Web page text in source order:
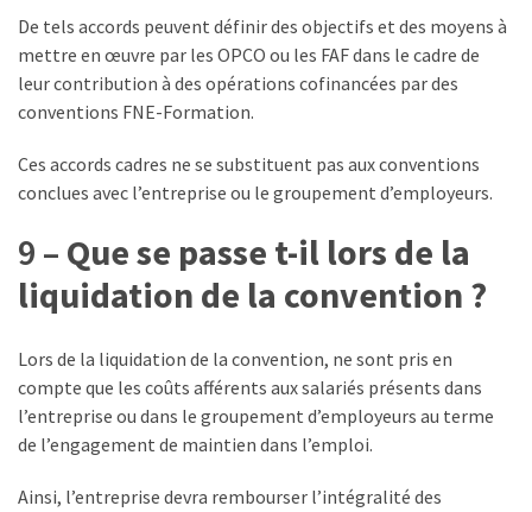
De tels accords peuvent définir des objectifs et des moyens à
mettre en œuvre par les OPCO ou les FAF dans le cadre de
leur contribution à des opérations cofinancées par des
conventions FNE-Formation.
Ces accords cadres ne se substituent pas aux conventions
conclues avec l’entreprise ou le groupement d’employeurs.
9 – Que se passe t-il lors de la
liquidation de la convention ?
Lors de la liquidation de la convention, ne sont pris en
compte que les coûts afférents aux salariés présents dans
l’entreprise ou dans le groupement d’employeurs au terme
de l’engagement de maintien dans l’emploi.
Ainsi, l’entreprise devra rembourser l’intégralité des